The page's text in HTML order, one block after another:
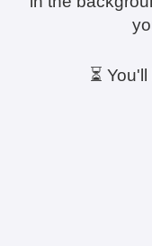
⏳